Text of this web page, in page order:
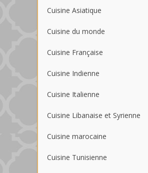
Cuisine Asiatique
Cuisine du monde
Cuisine Française
Cuisine Indienne
Cuisine Italienne
Cuisine Libanaise et Syrienne
Cuisine marocaine
Cuisine Tunisienne